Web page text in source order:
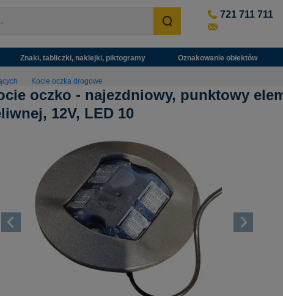
721 711 711
Znaki, tabliczki, naklejki, piktogramy Oznakowanie obiektów
Kocie oczka drogowe
oczko - najezdniowy, punktowy
12V, LED 10